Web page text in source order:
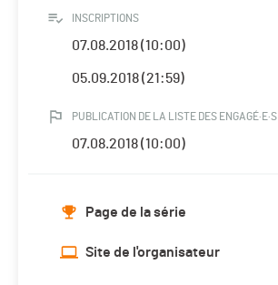
INSCRIPTIONS
07.08.2018 (10:00)
05.09.2018 (21:59)
PUBLICATION DE LA LISTE DES ENGAGÉ·E·S
07.08.2018 (10:00)
Page de la série
Site de l'organisateur